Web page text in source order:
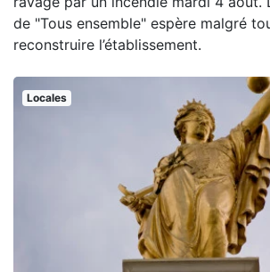
de "Tous ensemble" espère malgré
reconstruire l’établissement.
Locales